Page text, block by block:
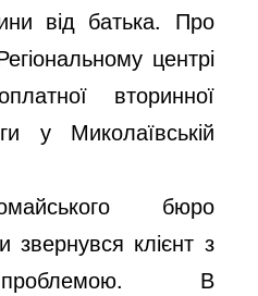
від батька. Про
центрі
вторинної
у Миколаївській
бюро
звернувся клієнт з
В